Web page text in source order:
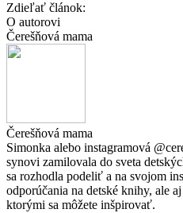
Zdieľať článok:
O autorovi
Čerešňová mama
Čerešňová mama
Simonka alebo instagramová
synovi zamilovala do sveta
sa rozhodla podeliť a na svojom
odporúčania na detské knihy, ale
ktorými sa môžete inšpirovať.